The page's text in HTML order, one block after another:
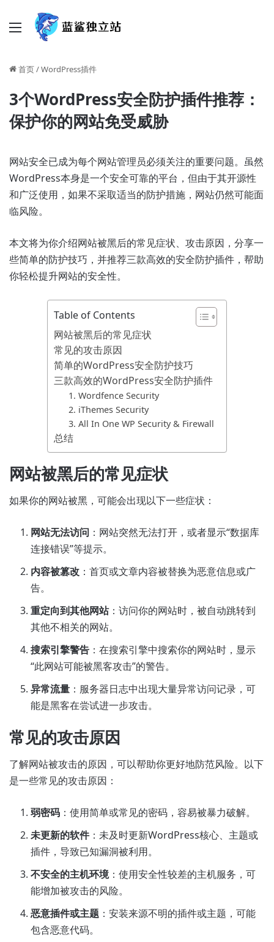
菜单
首页/WordPress插件
3个WordPress安全防护插件推荐：
保护你的网站免受威胁
网站安全已成为每个网站管理员必须关注的重要问题。虽然
WordPress本身是一个安全可靠的平台，但由于其开源性
和广泛使用，如果不采取适当的防护措施，网站仍然可能面
临风险。
本文将为你介绍网站被黑后的常见症状、攻击原因，分享一
些简单的防护技巧，并推荐三款高效的安全防护插件，帮助
你轻松提升网站的安全性。
Table of Contents
网站被黑后的常见症状
常见的攻击原因
简单的WordPress安全防护技巧
三款高效的WordPress安全防护插件
1. Wordfence Security
2. iThemes Security
3. All In One WP Security & Firewall
总结
网站被黑后的常见症状
如果你的网站被黑，可能会出现以下一些症状：
网站无法访问 ：网站突然无法打开，或者显示“数据库
连接错误”等提示。
内容被篡改 ：首页或文章内容被替换为恶意信息或广
告。
重定向到其他网站：访问你的网站时，被自动跳转到
其他不相关的网站。
搜索引擎警告 ：在搜索引擎中搜索你的网站时，显示
“此网站可能被黑客攻击”的警告。
异常流量 ：服务器日志中出现大量异常访问记录，可
能是黑客在尝试进一步攻击。
常见的攻击原因
了解网站被攻击的原因，可以帮助你更好地防范风险。以下
是一些常见的攻击原因：
弱密码 ：使用简单或常见的密码，容易被暴力破解。
未更新的软件：未及时更新WordPress核心、主题或
插件，导致已知漏洞被利用。
不安全的主机环境：使用安全性较差的主机服务，可
能增加被攻击的风险。
恶意插件或主题 ：安装来源不明的插件或主题，可能
包含恶意代码。